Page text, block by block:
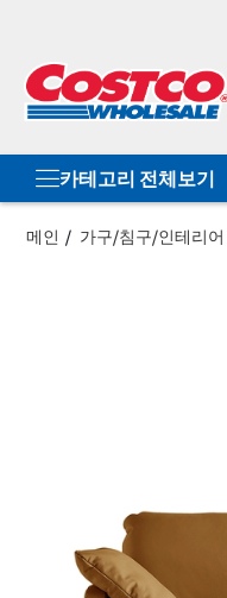
카테고리 전체보기
메인 가구/침구/인테리어